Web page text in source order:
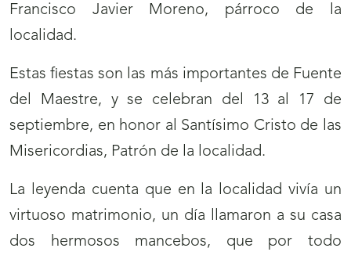
Francisco Javier Moreno, párroco de la
localidad.
Estas fiestas son las más importantes de Fuente
del Maestre, y se celebran del 13 al 17 de
septiembre, en honor al Santísimo Cristo de las
Misericordias, Patrón de la localidad.
La leyenda cuenta que en la localidad vivía un
virtuoso matrimonio, un día llamaron a su casa
dos hermosos mancebos, que por todo